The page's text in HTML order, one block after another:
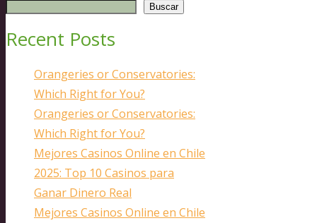
Buscar
Recent Posts
Orangeries or Conservatories:
Which Right for You?
Orangeries or Conservatories:
Which Right for You?
Mejores Casinos Online en Chile
2025: Top 10 Casinos para
Ganar Dinero Real
Mejores Casinos Online en Chile